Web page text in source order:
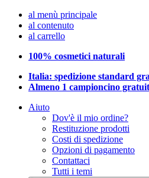
al menù principale
al contenuto
al carrello
100% cosmetici naturali
Italia: spedizione standard
Almeno 1 campioncino
Aiuto
Dov'è il mio ordine?
Restituzione prodotti
Costi di spedizione
Opzioni di pagamento
Contattaci
Tutti i temi